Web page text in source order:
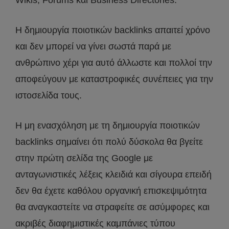
Η δημιουργία ποιοτικών backlinks απαιτεί χρόνο
και δεν μπορεί να γίνει σωστά παρά με
ανθρώπινο χέρι για αυτό άλλωστε και πολλοί την
αποφεύγουν με καταστροφικές συνέπειες για την
ιστοσελίδα τους.
Η μη ενασχόληση με τη δημιουργία ποιοτικών
backlinks σημαίνει ότι πολύ δύσκολα θα βγείτε
στην πρώτη σελίδα της Google με
ανταγωνιστικές λέξεις κλειδιά και σίγουρα επειδή
δεν θα έχετε καθόλου οργανική επισκεψιμότητα
θα αναγκαστείτε να στραφείτε σε ασύμφορες και
ακριβές διαφημιστικές καμπάνιες τύπου